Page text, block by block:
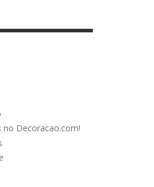
no Decoracao.com!